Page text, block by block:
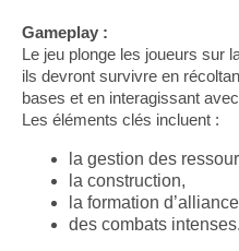
Gameplay :
Le jeu plonge les joueurs sur
ils devront survivre en
bases et en interagissant
Les éléments clés incluent :
la gestion des
la construction,
la formation
des combats intenses.